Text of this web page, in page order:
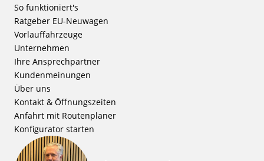
So funktioniert's
Ratgeber EU-Neuwagen
Vorlauffahrzeuge
Unternehmen
Ihre Ansprechpartner
Kundenmeinungen
Über uns
Kontakt & Öffnungszeiten
Anfahrt mit Routenplaner
Konfigurator starten